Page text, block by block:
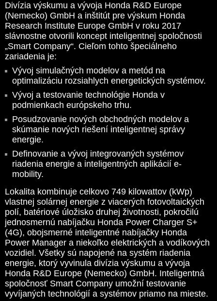
Divízia výskumu a vývoja Honda R&D Europe
(Nemecko) GmbH a inštitút pre výskum Honda
Research Institute Europe GmbH v roku 2017
slávnostne otvorili koncept inteligentnej spoločnosti
„Smart Company“. Cieľom tohto špeciálneho
zariadenia je:
Vývoj simulačných modelov a metód na
optimalizáciu rozsiahlych energetických systémov.
Vývoj a testovanie technológie Honda v
podmienkach európskeho trhu.
Posudzovanie nových obchodných modelov a
skúmanie nových riešení inteligentnej správy
energie.
Definovanie a vývoj integrovaných systémov
riadenia energie a inteligentných aplikácií e-
mobility.
Lokalita kombinuje celkovo 749 kilowattov (kWp)
vlastnej solárnej energie z viacerých fotovoltaických
polí, batériové úložisko druhej životnosti, pokročilú
jednosmernú nabíjačku Honda Power Charger S+
(4G), obojsmerné inteligentné nabíjačky Honda
Power Manager a niekoľko elektrických a vodíkových
vozidiel. Všetky sú napojené na systém riadenia
energie, ktorý vyvinula divízia výskumu a vývoja
Honda R&D Europe (Nemecko) GmbH. Inteligentná
spoločnosť Smart Company umožní testovanie
vyvíjaných technológií a systémov priamo na mieste.